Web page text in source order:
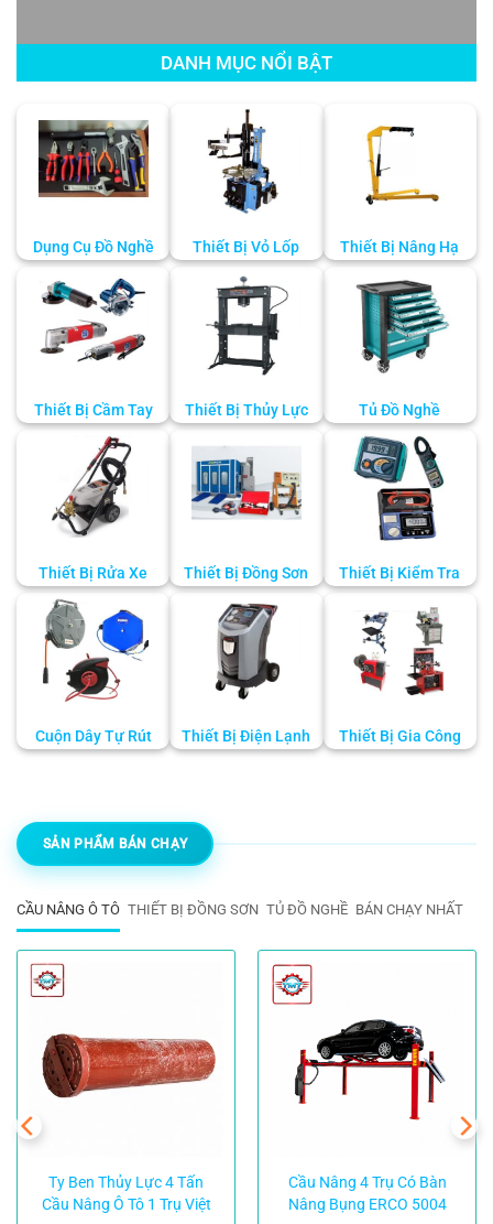
DANH MỤC NỔI BẬT
Dụng Cụ Đồ Nghề Thiết Bị Vỏ Lốp Thiết Bị Nâng Hạ
Thiết Bị Cầm Tay Thiết Bị Thủy Lực Tủ Đồ Nghề
Thiết Bị Rửa Xe Thiết Bị Đồng Sơn Thiết Bị Kiểm Tra
Cuộn Dây Tự Rút Thiết Bị Điện Lạnh Thiết Bị Gia Công
SẢN PHẨM BÁN CHẠY
CẦU NÂNG Ô TÔ THIẾT BỊ ĐỒNG SƠN TỦ ĐỒ NGHỀ BÁN CHẠY NHẤT
Ty Ben Thủy Lực 4 Tấn
Cầu Nâng Ô Tô 1 Trụ Việt
Cầu Nâng 4 Trụ Có Bàn
Nâng Bụng ERCO 5004